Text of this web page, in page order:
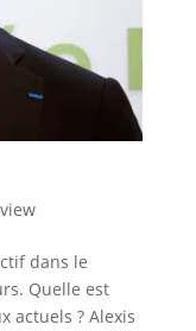
dans le
Quelle est
actuels ? Alexis